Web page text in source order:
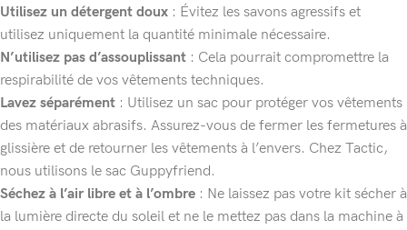
Utilisez un détergent doux : Évitez les savons agressifs et
utilisez uniquement la quantité minimale nécessaire.
N’utilisez pas d’assouplissant : Cela pourrait compromettre la
respirabilité de vos vêtements techniques.
Lavez séparément : Utilisez un sac pour protéger vos vêtements
des matériaux abrasifs. Assurez-vous de fermer les fermetures à
glissière et de retourner les vêtements à l’envers. Chez Tactic,
nous utilisons le sac Guppyfriend.
Séchez à l’air libre et à l’ombre : Ne laissez pas votre kit sécher à
la lumière directe du soleil et ne le mettez pas dans la machine à